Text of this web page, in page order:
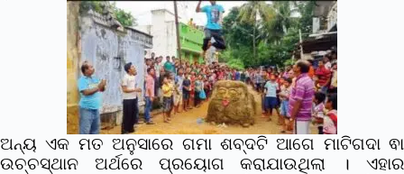
ଅନ୍ୟ ଏକ ମତ ଅନୁସାରେ ଗମା ଶବ୍ଦଟି ଆଗେ ମାଟିଗଦା ଵା
ଉଚ୍ଚସ୍ଥାନ ଅର୍ଥରେ ପ୍ରୟୋଗ କରାଯାଉଥିଲା । ଏହାର